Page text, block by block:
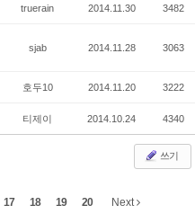
truerain 2014.11.30 3482
sjab 2014.11.28 3063
호두10 2014.11.20 3222
티제이 2014.10.24 4340
쓰기
17 18 19 20 Next